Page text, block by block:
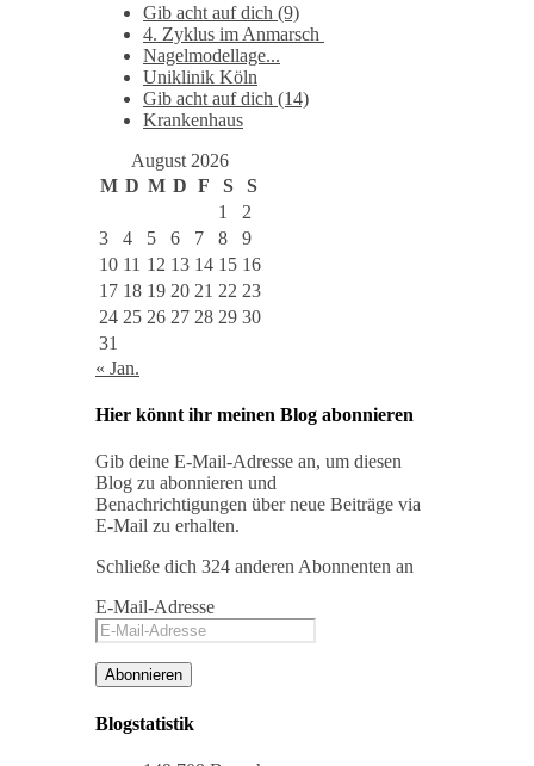
Gib acht auf dich (9)
4. Zyklus im Anmarsch
Nagelmodellage...
Uniklinik Köln
Gib acht auf dich (14)
Krankenhaus
August 2026
M D M D F S
S
1
2
3
4 5 6 7 8
9
10 11 12 13 14 15 16
17 18 19 20 21 22 23
24 25 26 27 28 29 30
31
« Jan.
Hier könnt ihr meinen Blog abonnieren
Gib deine E-Mail-Adresse an, um diesen
Blog zu abonnieren und
Benachrichtigungen über neue Beiträge via
E-Mail zu erhalten.
Schließe dich 324 anderen Abonnenten an
E-Mail-Adresse
Abonnieren
Blogstatistik